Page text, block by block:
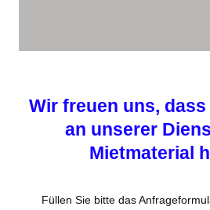
Wir freuen uns,
an unserer
Mietmaterial
Füllen Sie bitte das